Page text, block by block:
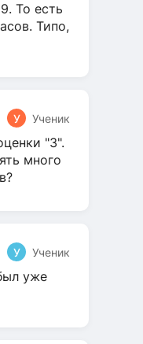
То есть
Типо,
У Ученик
"3".
много
У Ученик
уже